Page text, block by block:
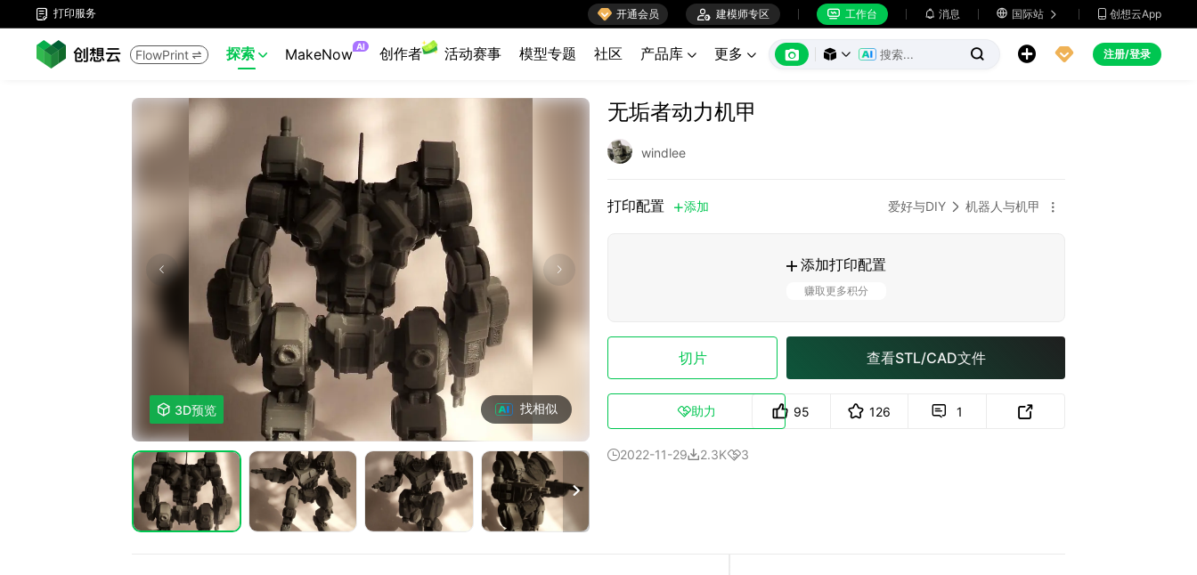
 打印服务  开通会员  建模师专区  工作台  消息  国际站   创想云App
FlowPrint  探索  MakeNow AI 创作者 活动赛事 模型专题 社区 产品库  更多        注册/登录
 3D预览 找相似

无垢者动力机甲
windlee
打印配置 添加 爱好与DIY  机器人与机甲 
 添加打印配置
赚取更多积分
切片 查看STL/CAD文件
助力 95 126  1 
2022-11-292.3K3